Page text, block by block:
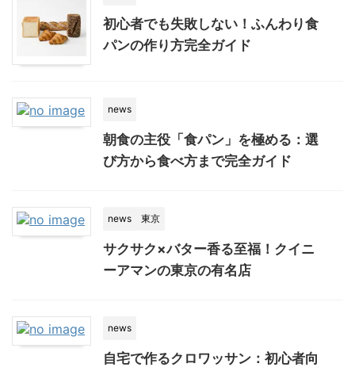
初心者でも失敗しない！ふんわり食
パンの作り方完全ガイド
news
朝食の主役「食パン」を極める：選
び方から食べ方まで完全ガイド
news 東京
サクサク×バター香る至福！クイニ
ーアマンの東京の有名店
news
自宅で作るクロワッサン：初心者向